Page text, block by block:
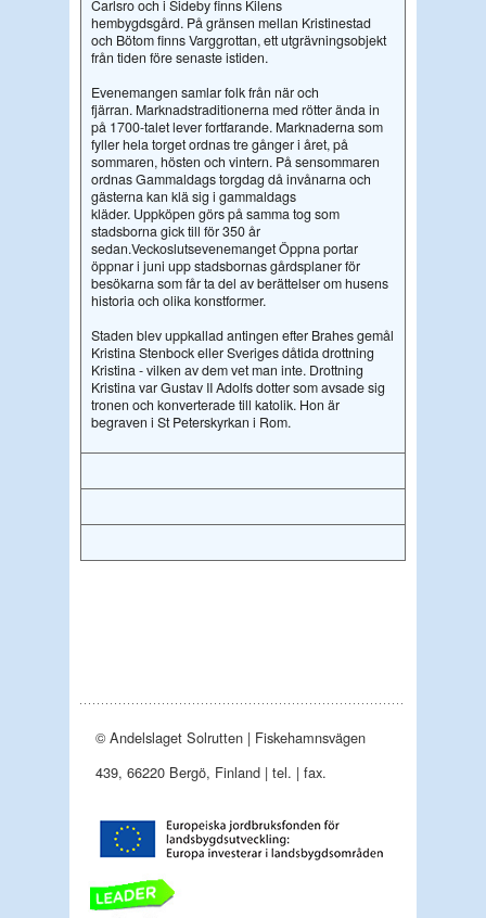
Carlsro och i Sideby finns Kilens
hembygdsgård. På gränsen mellan Kristinestad
och Bötom finns Varggrottan, ett utgrävningsobjekt
från tiden före senaste istiden.
Evenemangen samlar folk från när och
fjärran. Marknadstraditionerna med rötter ända in
på 1700-talet lever fortfarande. Marknaderna som
fyller hela torget ordnas tre gånger i året, på
sommaren, hösten och vintern. På sensommaren
ordnas Gammaldags torgdag då invånarna och
gästerna kan klä sig i gammaldags
kläder. Uppköpen görs på samma tog som
stadsborna gick till för 350 år
sedan.Veckoslutsevenemanget Öppna portar
öppnar i juni upp stadsbornas gårdsplaner för
besökarna som får ta del av berättelser om husens
historia och olika konstformer.
Staden blev uppkallad antingen efter Brahes gemål
Kristina Stenbock eller Sveriges dåtida drottning
Kristina - vilken av dem vet man inte. Drottning
Kristina var Gustav II Adolfs dotter som avsade sig
tronen och konverterade till katolik. Hon är
begraven i St Peterskyrkan i Rom.
© Andelslaget Solrutten | Fiskehamnsvägen
439, 66220 Bergö, Finland | tel. | fax.